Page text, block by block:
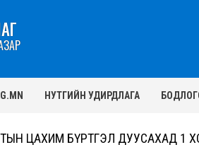
НУТГИЙН УДИРДЛАГА
ЦАХИМ БҮРТГЭЛ ДУУСАХАД 1